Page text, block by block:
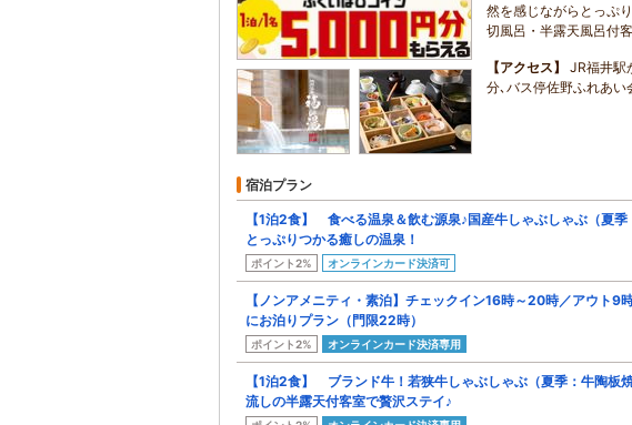
然を感じながらとっぷ
切風呂・半露天風呂付
【アクセス】
JR福井駅
分､バス停佐野ふれあい
宿泊プラン
【1泊2食】 食べる温泉＆飲む源泉♪国産牛しゃぶしゃぶ（夏季
とっぷりつかる癒しの温泉！
ポイント2% オンラインカード決済可
【ノンアメニティ・素泊】チェックイン16時～20時／アウト9
にお泊りプラン（門限22時）
ポイント2% オンラインカード決済専用
【1泊2食】 ブランド牛！若狭牛しゃぶしゃぶ（夏季：牛陶板
流しの半露天付客室で贅沢ステイ♪